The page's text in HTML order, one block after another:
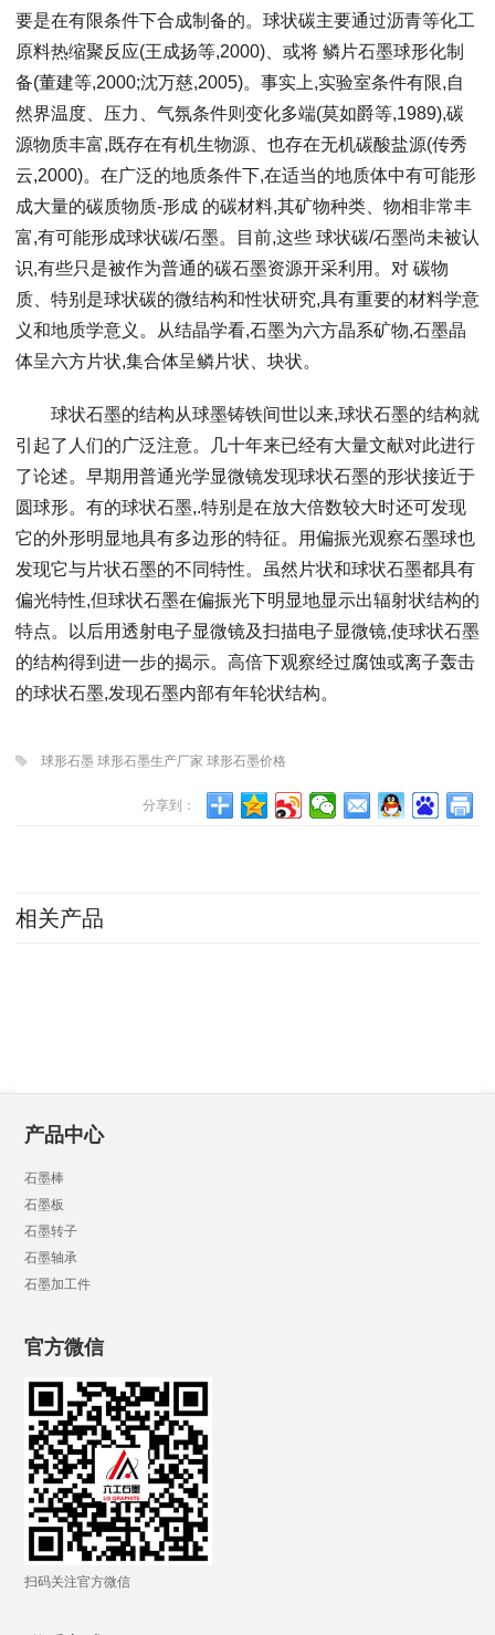
要是在有限条件下合成制备的。球状碳主要通过沥青等化工
原料热缩聚反应(王成扬等,2000)、或将 鳞片石墨球形化制
备(董建等,2000;沈万慈,2005)。事实上,实验室条件有限,自
然界温度、压力、气氛条件则变化多端(莫如爵等,1989),碳
源物质丰富,既存在有机生物源、也存在无机碳酸盐源(传秀
云,2000)。在广泛的地质条件下,在适当的地质体中有可能形
成大量的碳质物质-形成 的碳材料,其矿物种类、物相非常丰
富,有可能形成球状碳/石墨。目前,这些 球状碳/石墨尚未被认
识,有些只是被作为普通的碳石墨资源开采利用。对 碳物
质、特别是球状碳的微结构和性状研究,具有重要的材料学意
义和地质学意义。从结晶学看,石墨为六方晶系矿物,石墨晶
体呈六方片状,集合体呈鳞片状、块状。
球状石墨的结构从球墨铸铁间世以来,球状石墨的结构就
引起了人们的广泛注意。几十年来已经有大量文献对此进行
了论述。早期用普通光学显微镜发现球状石墨的形状接近于
圆球形。有的球状石墨,.特别是在放大倍数较大时还可发现
它的外形明显地具有多边形的特征。用偏振光观察石墨球也
发现它与片状石墨的不同特性。虽然片状和球状石墨都具有
偏光特性,但球状石墨在偏振光下明显地显示出辐射状结构的
特点。以后用透射电子显微镜及扫描电子显微镜,使球状石墨
的结构得到进一步的揭示。高倍下观察经过腐蚀或离子轰击
的球状石墨,发现石墨内部有年轮状结构。
球形石墨 球形石墨生产厂家 球形石墨价格
分享到：
相关产品
产品中心
石墨棒
石墨板
石墨转子
石墨轴承
石墨加工件
官方微信
扫码关注官方微信